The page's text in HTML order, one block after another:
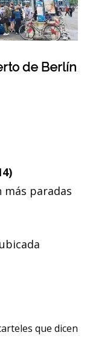
de Berlín
más paradas
que dicen